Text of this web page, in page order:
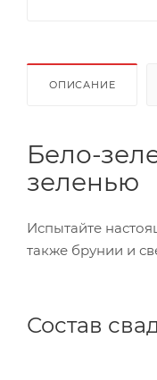
ОПИСАНИЕ
Бело-
зеленью
Испытайте
также брунии и
Состав